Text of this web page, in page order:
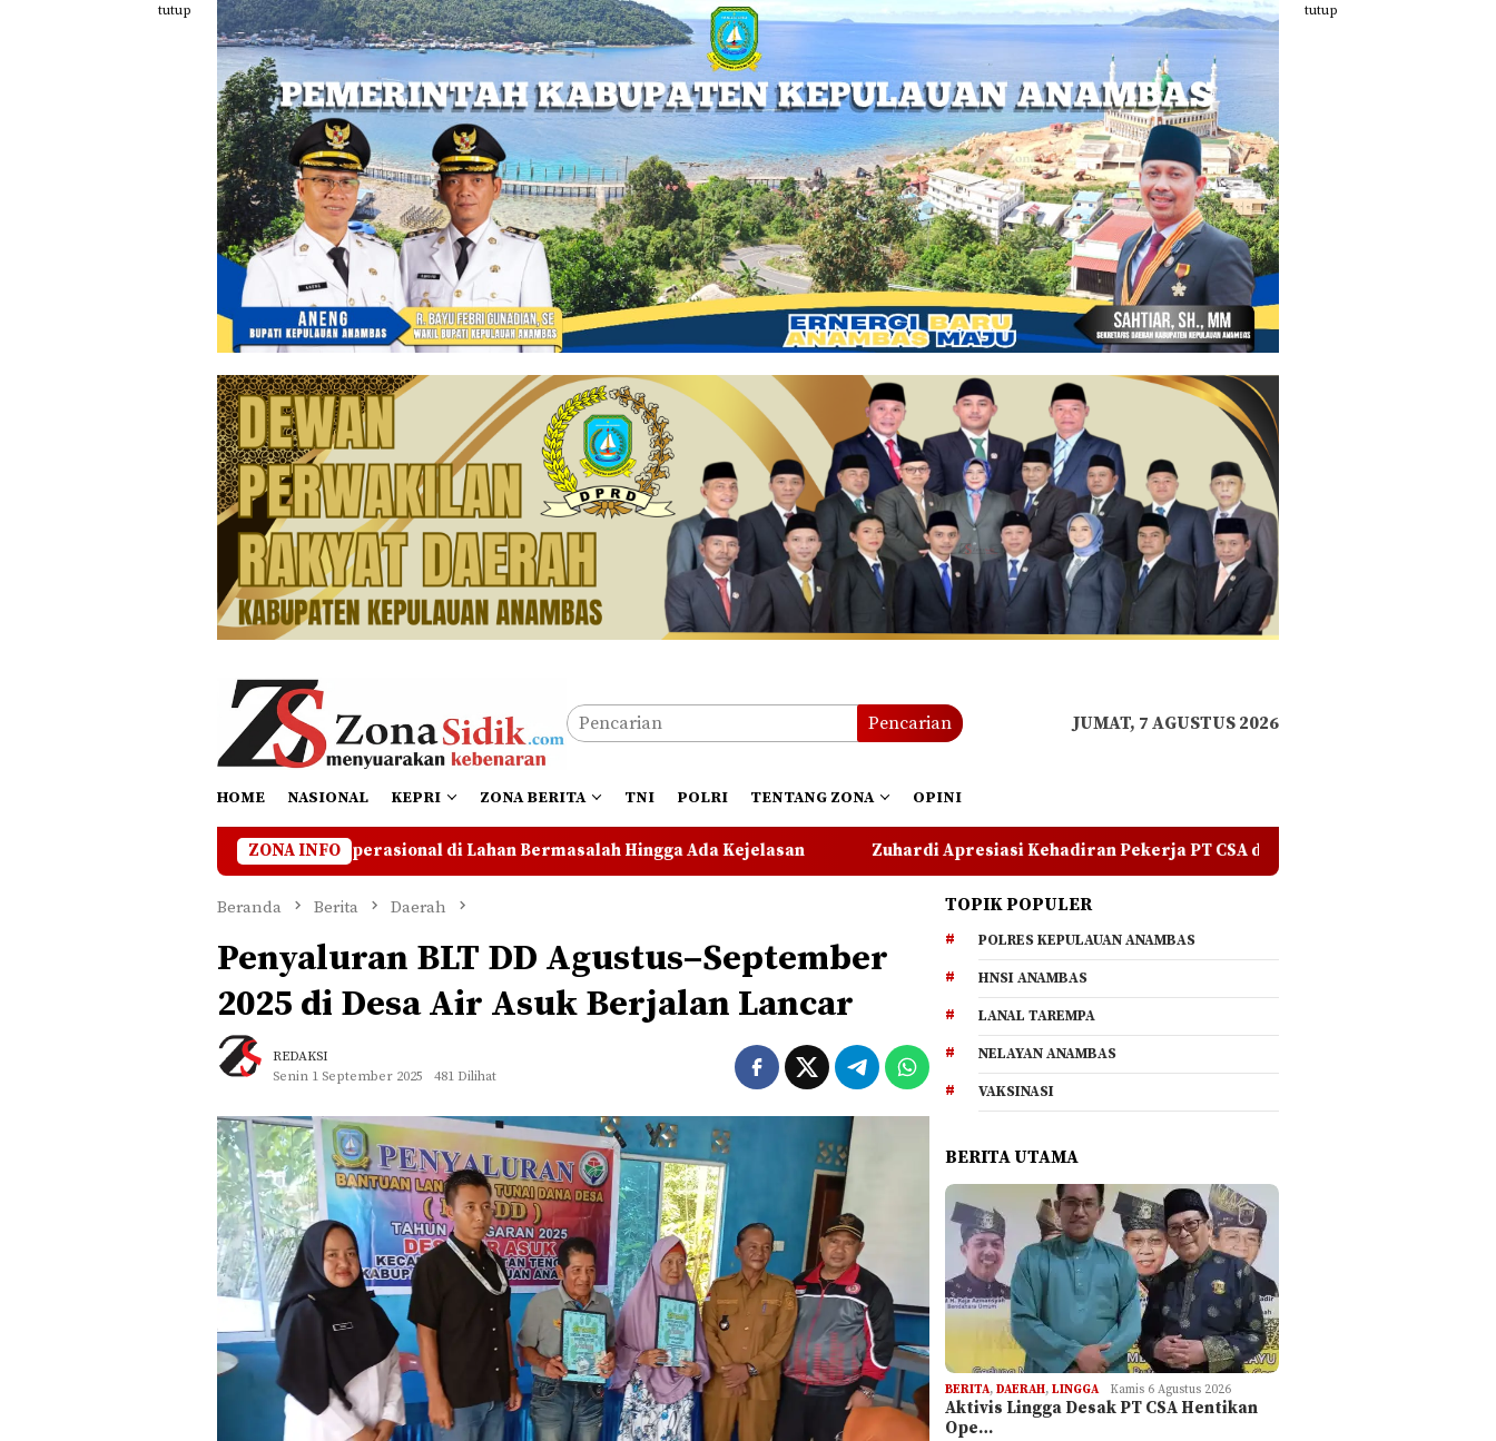
tutup tutup
Pencarian JUMAT, 7 AGUSTUS 2026
HOME NASIONAL KEPRI ZONA BERITA TNI POLRI TENTANG ZONA OPINI
ZONA INFO
Hentikan Operasional di Lahan Bermasalah Hingga Ada Kejelasan Zuhardi Apresiasi Kehadiran Pekerja PT CSA di RDP, Tegaskan Jangan Ada yang Mengadu Domba
Beranda Berita Daerah
Penyaluran BLT DD Agustus–September
2025 di Desa Air Asuk Berjalan Lancar
REDAKSI
Senin 1 September 2025
481 Dilihat
TOPIK POPULER
POLRES KEPULAUAN ANAMBAS
HNSI ANAMBAS
LANAL TAREMPA
NELAYAN ANAMBAS
VAKSINASI
BERITA UTAMA
BERITA,DAERAH,LINGGA Kamis 6 Agustus 2026
Aktivis Lingga Desak PT CSA Hentikan
Ope…